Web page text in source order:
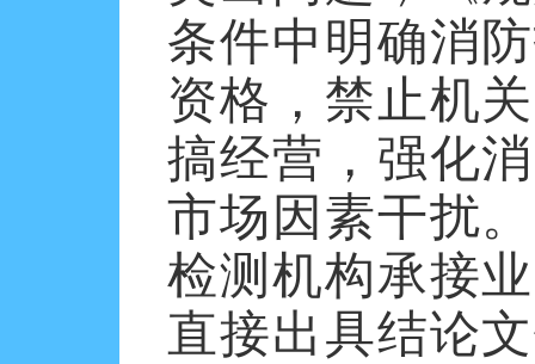
条件中明确消
资格 ， 禁止机
搞经营，强化
市场因素干扰。
检测机构承接
直接出具结论